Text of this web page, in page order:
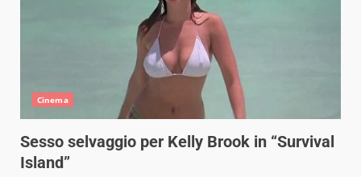
Cinema
Sesso selvaggio per Kelly Brook in “Survival
Island”